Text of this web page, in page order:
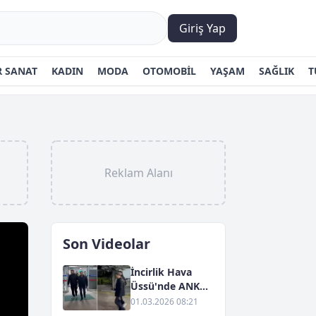
Giriş Yap
SANAT KADIN MODA OTOMOBİL YAŞAM SAĞLIK
Reklam Alanı
Son Videolar
İncirlik Hava
Üssü'nde ANKA
Yayıncılığına
01.03.2026 08:21